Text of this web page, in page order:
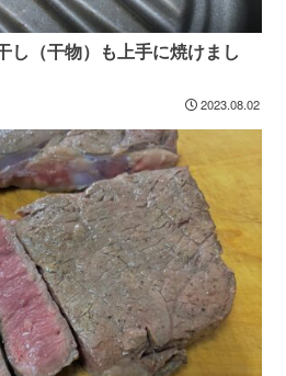
（干物）も上手に焼けまし
2023.08.02